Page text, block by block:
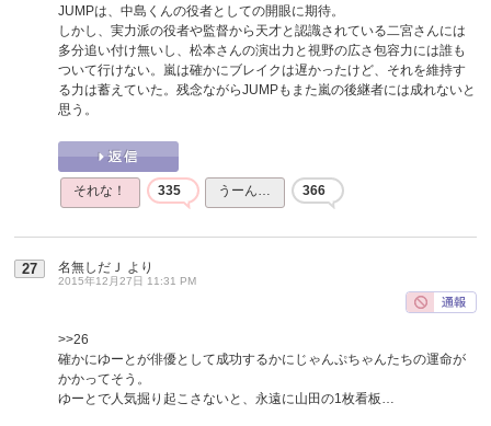
JUMPは、中島くんの役者としての開眼に期待。
しかし、実力派の役者や監督から天才と認識されている二宮さんには
多分追い付け無いし、松本さんの演出力と視野の広さ包容力には誰も
ついて行けない。嵐は確かにブレイクは遅かったけど、それを維持す
る力は蓄えていた。残念ながらJUMPもまた嵐の後継者には成れないと
思う。
それな！ 335 うーん… 366
27 名無しだＪ より
2015年12月27日 11:31 PM
>>26
確かにゆーとが俳優として成功するかにじゃんぷちゃんたちの運命が
かかってそう。
ゆーとで人気掘り起こさないと、永遠に山田の1枚看板…